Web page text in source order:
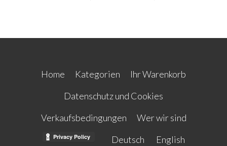
Home Kategorien
Ihr Warenkorb
Datenschutz und Cookies
Verkaufsbedingungen
Wer wir sind
Deutsch
English